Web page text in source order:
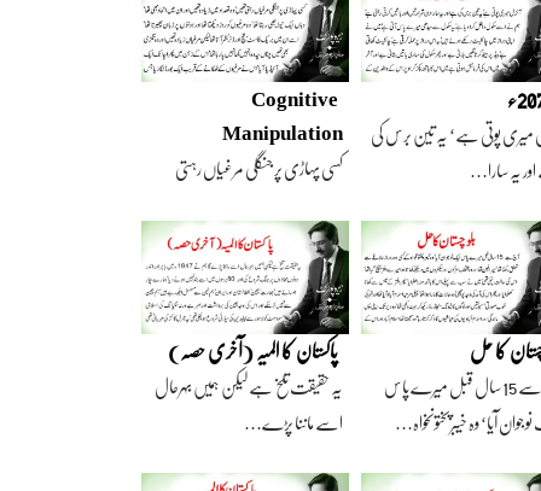
میری پوتی ہے‘ یہ تین برس کی
یہ سارا…
Cognitive
Manipulation
کسی پہاڑی پر جنگلی مرغیاں رہتی
کا حل
آج سے 15 سال قبل میرے پاس
آیا‘ وہ خیبرپختونخواہ…
پاکستان کا المیہ (آخری حصہ)
یہ حقیقت تلخ ہے لیکن ہمیں بہرحال
اسے ماننا پڑے…